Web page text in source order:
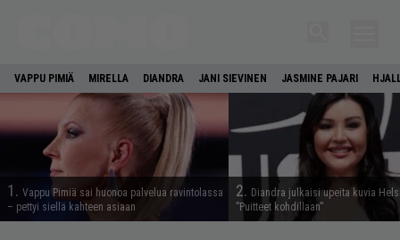
VAPPU PIMIÄ MIRELLA DIANDRA JANI SIEVINEN JASMINE PAJARI
1. Vappu Pimiä sai huonoa palvelua ravintolassa
– pettyi siellä kahteen asiaan
2. Diandra julkaisi upeita kuvia
”Puitteet kohdillaan”